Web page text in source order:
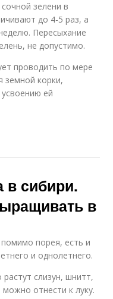
зелени в
до 4-5 раз, а
Пересыхание
не допустимо.
проводить по мере
земной корки,
ей
в сибири.
в
порея, есть и
и однолетнего.
слизун, шнитт,
отнести к луку.